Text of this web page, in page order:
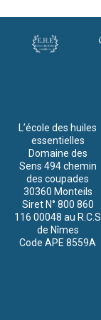
L’école des huiles
essentielles
Domaine des
Sens 494 chemin
des coupades
30360 Monteils
Siret N° 800 860
116 00048 au R.C.S
de Nîmes
Code APE 8559A